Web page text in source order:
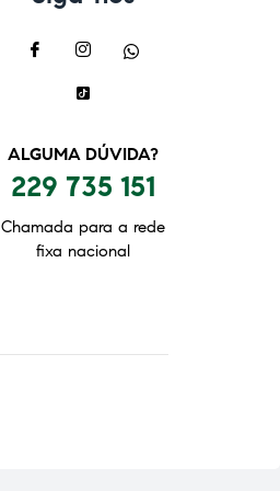
ALGUMA DÚVIDA?
229 735 151
Chamada para a rede
fixa nacional